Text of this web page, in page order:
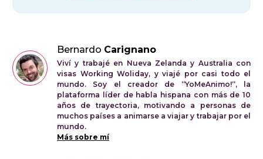
Bernardo Carignano
Viví y trabajé en Nueva Zelanda y Australia con
visas Working Woliday, y viajé por casi todo el
mundo. Soy el creador de “YoMeAnimo!“, la
plataforma líder de habla hispana con más de 10
años de trayectoria, motivando a personas de
muchos países a animarse a viajar y trabajar por el
mundo.
Más sobre mí